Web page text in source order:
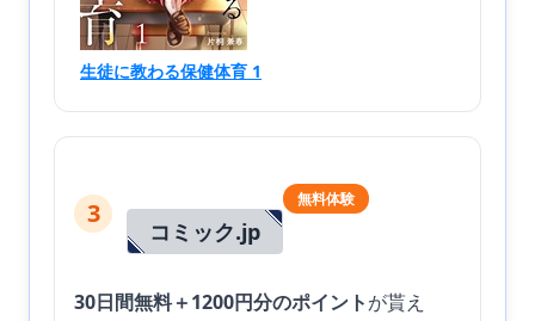
生徒に教わる保健体育 1
3
コミック.jp
無料体験
30日間無料＋1200円分のポイントが貰え